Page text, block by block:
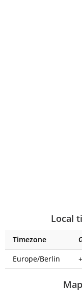
Local
Timezone
Europe/Berlin